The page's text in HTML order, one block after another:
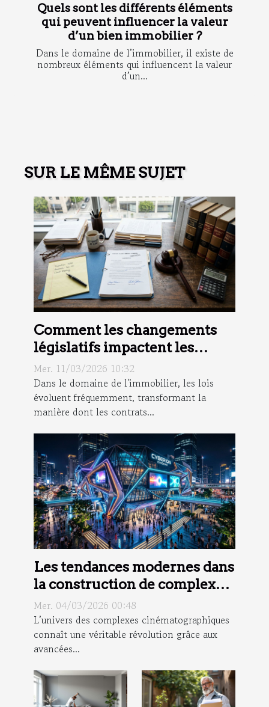
Quels sont les différents éléments
qui peuvent influencer la valeur
d’un bien immobilier ?
Dans le domaine de l’immobilier, il existe de
nombreux éléments qui influencent la valeur
d’un...
SUR LE MÊME SUJET
Comment les changements
législatifs impactent les
contrats immobiliers ?
Mer. 11/03/2026 10:32
Dans le domaine de l'immobilier, les lois
évoluent fréquemment, transformant la
manière dont les contrats...
Les tendances modernes dans
la construction de complexes
cinématographiques
Mer. 04/03/2026 00:48
L’univers des complexes cinématographiques
connaît une véritable révolution grâce aux
avancées...